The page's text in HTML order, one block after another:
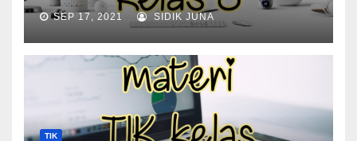
SEP 17, 2021 SIDIK JUNA
TIK